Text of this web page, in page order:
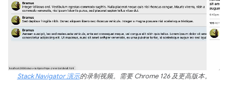
Stack Navigator 演示的录制视频。需要 Chrome 126 及更高版本。